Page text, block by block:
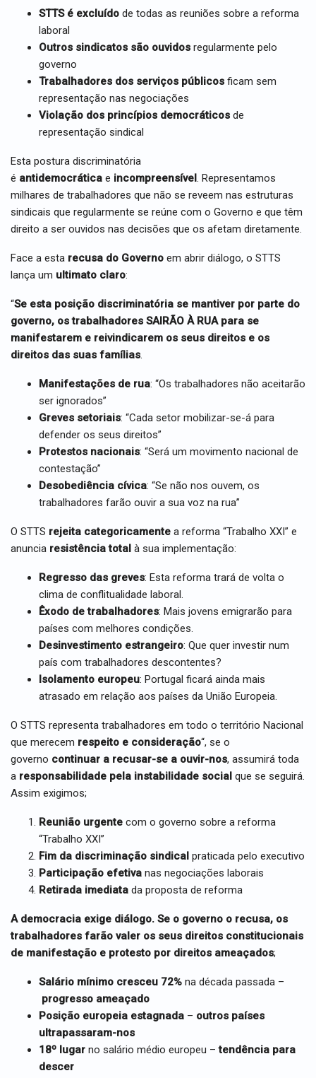
STTS é excluído de todas as reuniões sobre a reforma
laboral
Outros sindicatos são ouvidos regularmente pelo
governo
Trabalhadores dos serviços públicos ficam sem
representação nas negociações
Violação dos princípios democráticos de
representação sindical
Esta postura discriminatória
é antidemocrática e incompreensível . Representamos
milhares de trabalhadores que não se reveem nas estruturas
sindicais que regularmente se reúne com o Governo e que têm
direito a ser ouvidos nas decisões que os afetam diretamente.
Face a esta recusa do Governo em abrir diálogo, o STTS
lança um ultimato claro:
“Se esta posição discriminatória se mantiver por parte do
governo, os trabalhadores SAIRÃO À RUA para se
manifestarem e reivindicarem os seus direitos e os
direitos das suas famílias.
Manifestações de rua: “Os trabalhadores não aceitarão
ser ignorados”
Greves setoriais: “Cada setor mobilizar-se-á para
defender os seus direitos”
Protestos nacionais: “Será um movimento nacional de
contestação”
Desobediência cívica: “Se não nos ouvem, os
trabalhadores farão ouvir a sua voz na rua”
O STTS rejeita categoricamente a reforma “Trabalho XXI” e
anuncia resistência total à sua implementação:
Regresso das greves: Esta reforma trará de volta o
clima de conflitualidade laboral.
Êxodo de trabalhadores: Mais jovens emigrarão para
países com melhores condições.
Desinvestimento estrangeiro: Que quer investir num
país com trabalhadores descontentes?
Isolamento europeu: Portugal ficará ainda mais
atrasado em relação aos países da União Europeia.
O STTS representa trabalhadores em todo o território Nacional
que merecem respeito e consideração“, se o
governo continuar a recusar-se a ouvir-nos, assumirá toda
a responsabilidade pela instabilidade social que se seguirá.
Assim exigimos;
Reunião urgente com o governo sobre a reforma
“Trabalho XXI”
Fim da discriminação sindical praticada pelo executivo
Participação efetiva nas negociações laborais
Retirada imediata da proposta de reforma
A democracia exige diálogo. Se o governo o recusa, os
trabalhadores farão valer os seus direitos constitucionais
de manifestação e protesto por direitos ameaçados;
Salário mínimo cresceu 72% na década passada –
progresso ameaçado
Posição europeia estagnada – outros países
ultrapassaram-nos
18º lugar no salário médio europeu –tendência para
descer